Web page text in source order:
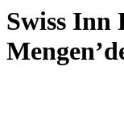
Swiss Inn